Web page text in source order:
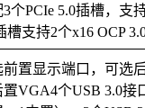
个PCIe 5.0插槽，支
槽支持2个x16 OCP
前置显示端口，可选
置VGA4个USB 3.0接